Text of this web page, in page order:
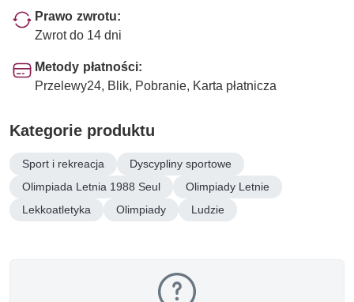
Prawo zwrotu:
Zwrot do 14 dni
Metody płatności:
Przelewy24, Blik, Pobranie, Karta płatnicza
Kategorie produktu
Sport i rekreacja
Dyscypliny sportowe
Olimpiada Letnia 1988 Seul
Olimpiady Letnie
Lekkoatletyka
Olimpiady Ludzie